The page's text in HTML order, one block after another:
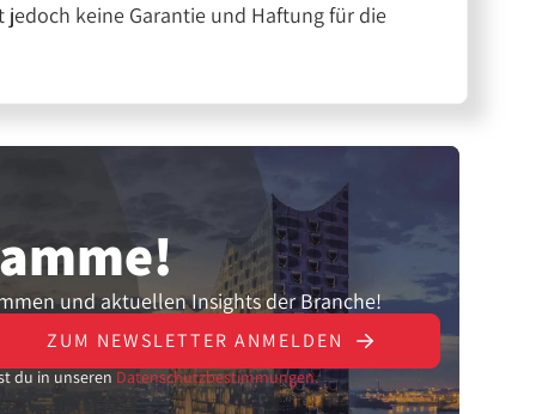
keine Garantie und Haftung für die
und aktuellen Insights der Branche!
ZUM NEWSLETTER ANMELDEN
du in unseren Datenschutzbestimmungen.